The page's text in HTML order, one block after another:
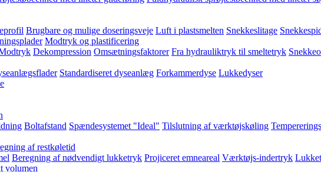
Brugbare og mulige doseringsveje Luft i plastsmelten Snekkeslitage
Modtryk og plastificering
Dekompression Omsætningsfaktorer Fra hydrauliktryk til smeltetryk
Standardiseret dyseanlæg Forkammerdyse Lukkedyser
Boltafstand Spændesystemet "Ideal" Tilslutning af værktøjskøling
af restkøletid
Beregning af nødvendigt lukketryk Projiceret emneareal Værktøjs-indertryk
volumen